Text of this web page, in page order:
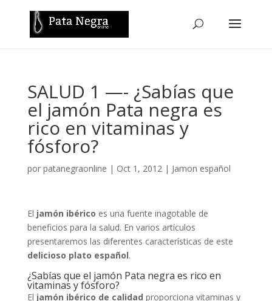
SALUD 1 —- ¿Sabías que
el jamón Pata negra es
rico en vitaminas y
fósforo?
por patanegraonline | Oct 1, 2012| Jamon español
El jamón ibérico es una fuente inagotable de
beneficios para la salud. En varios artículos
presentaremos las diferentes características de este
delicioso plato español.
¿Sabías que el jamón Pata negra es rico en
vitaminas y fósforo?
El jamón ibérico de calidad proporciona vitaminas y